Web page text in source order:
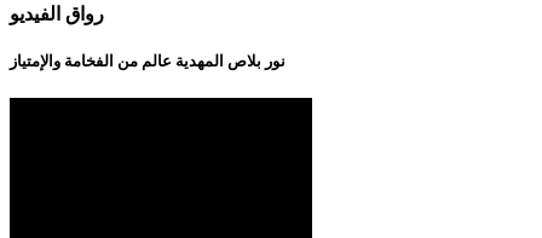
رواق الفيديو
نور بلاص المهدية عالم من الفخامة والإمتياز